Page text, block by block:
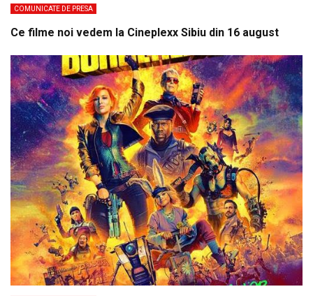
COMUNICATE DE PRESA
Ce filme noi vedem la Cineplexx Sibiu din 16 august